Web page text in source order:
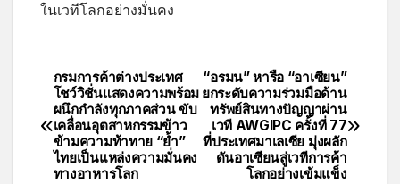
ในเวทีโลกอย่างมั่นคง
“อรมน” หารือ “อาเซียน”
ยกระดับความร่วมมือด้าน
ทรัพย์สินทางปัญญาผ่าน
เวที AWGIPC ครั้งที่ 77
ที่ประเทศมาเลเซีย มุ่งผลัก
ดันอาเซียนสู่เวทีการค้า
โลกอย่างเข้มแข็ง
กรมการค้าต่างประเทศ
โชว์วิชั่นแสดงความพร้อม
ผนึกกำลังทุกภาคส่วน ขับ
เคลื่อนอุตสาหกรรมข้าว
ข้ามความท้าทาย “ย้ำ”
ไทยเป็นแหล่งความมั่นคง
ทางอาหารโลก